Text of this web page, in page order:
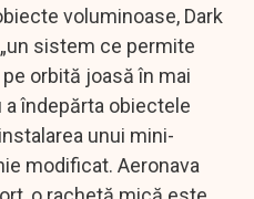
voluminoase, Dark
sistem ce permite
orbită joasă în mai
a îndepărta obiectele
unui mini-
modificat. Aeronava